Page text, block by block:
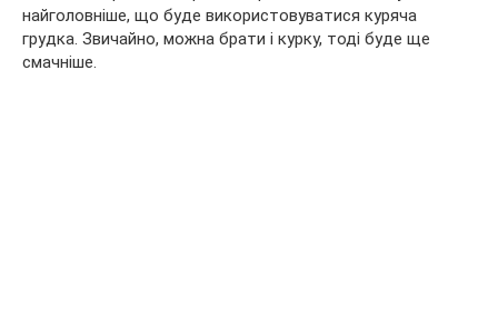
найголовніше, що буде використовуватися куряча
грудка. Звичайно, можна брати і курку, тоді буде ще
смачніше.